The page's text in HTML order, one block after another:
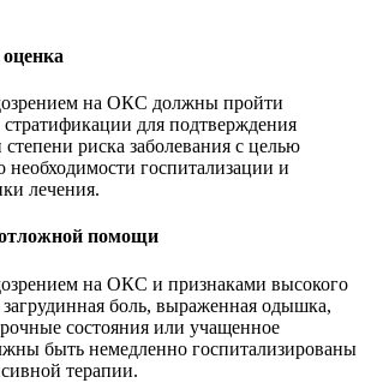
на ОКС должны пройти
для подтверждения
риска заболевания с целью
необходимости госпитализации и
лечения.
помощи
на ОКС и признаками высокого
загрудинная боль, выраженная одышка,
состояния или учащенное
быть немедленно госпитализированы
терапии.